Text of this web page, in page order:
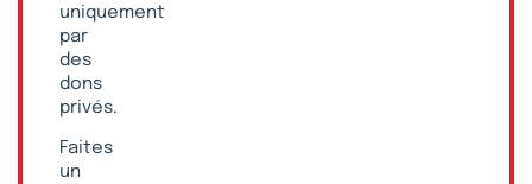
uniquement
par
des
dons
privés.
Faites
un